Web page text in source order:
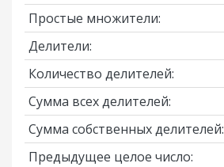
Простые множители:
Делители:
Количество делителей:
Сумма всех делителей:
Сумма собственных делителей:
Предыдущее целое число: